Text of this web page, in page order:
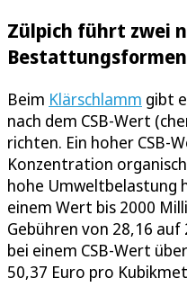
Zülpich führt zwei
Beim Klärschlamm gibt
nach dem CSB-Wert
richten. Ein hoher CSB-
Konzentration
hohe Umweltbelastung
einem Wert bis 2000
Gebühren von 28,16
bei einem CSB-Wert
50,37 Euro pro